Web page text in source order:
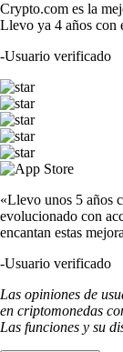
Crypto.com es la
Llevo ya 4 años con
-Usuario verificado
«Llevo unos 5 años
evolucionado con
encantan estas
-Usuario verificado
Las opiniones de
en criptomonedas
Las funciones y su